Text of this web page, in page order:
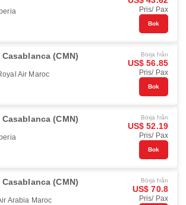
Iberia
Pris/ Pax
Bok
Casablanca (CMN)
Air Maroc
Börja från
US$ 56.85
Pris/ Pax
Bok
Casablanca (CMN)
Iberia
Börja från
US$ 52.19
Pris/ Pax
Bok
Casablanca (CMN)
Arabia Maroc
Börja från
US$ 70.8
Pris/ Pax